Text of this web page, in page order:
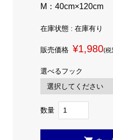
M：40cm×120cm
在庫状態 : 在庫有り
販売価格 ¥1,980(税
選べるフック
数量